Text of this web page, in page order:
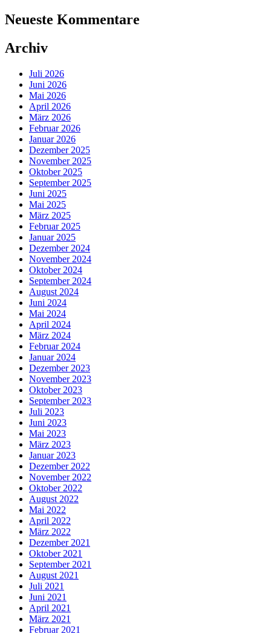
Neueste Kommentare
Archiv
Juli 2026
Juni 2026
Mai 2026
April 2026
März 2026
Februar 2026
Januar 2026
Dezember 2025
November 2025
Oktober 2025
September 2025
Juni 2025
Mai 2025
März 2025
Februar 2025
Januar 2025
Dezember 2024
November 2024
Oktober 2024
September 2024
August 2024
Juni 2024
Mai 2024
April 2024
März 2024
Februar 2024
Januar 2024
Dezember 2023
November 2023
Oktober 2023
September 2023
Juli 2023
Juni 2023
Mai 2023
März 2023
Januar 2023
Dezember 2022
November 2022
Oktober 2022
August 2022
Mai 2022
April 2022
März 2022
Dezember 2021
Oktober 2021
September 2021
August 2021
Juli 2021
Juni 2021
April 2021
März 2021
Februar 2021